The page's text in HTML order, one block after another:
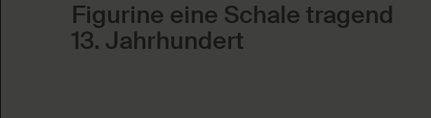
Figurine eine Schale tragend
13. Jahrhundert